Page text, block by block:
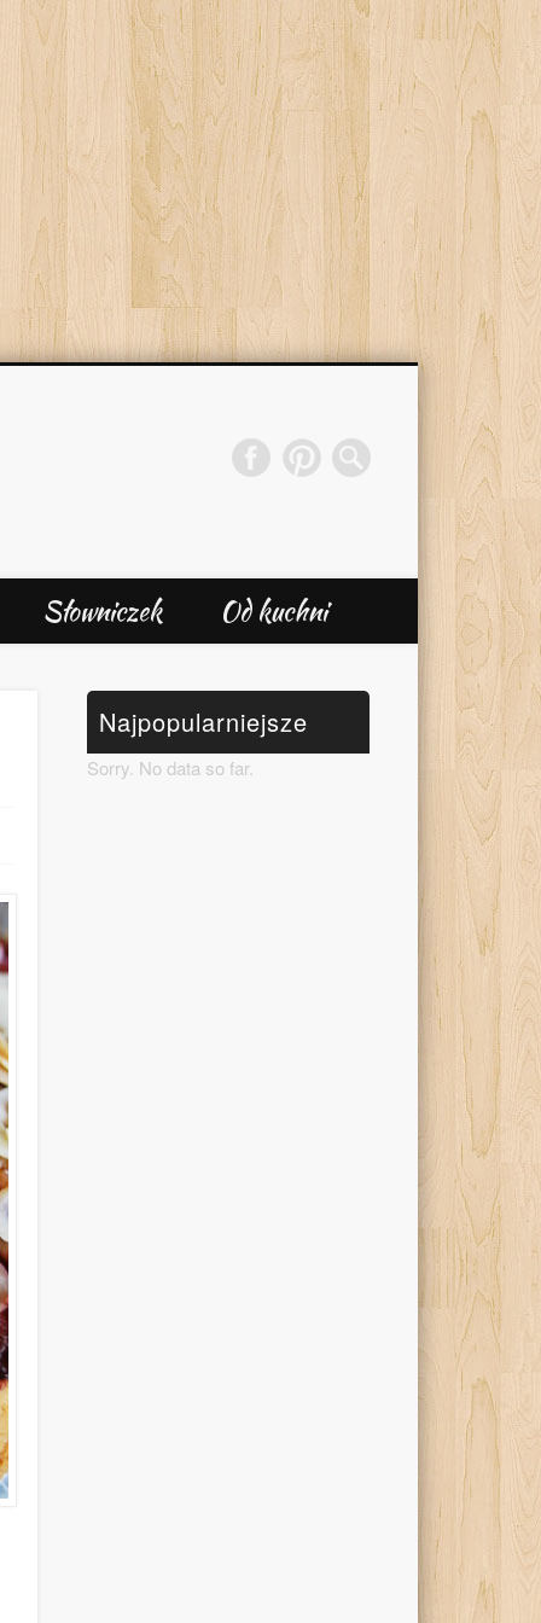
Słowniczek Od kuchni
Najpopularniejsze
Sorry. No data so far.